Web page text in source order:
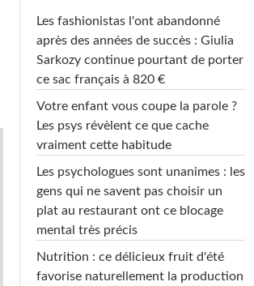
Les fashionistas l'ont abandonné
après des années de succès : Giulia
Sarkozy continue pourtant de porter
ce sac français à 820 €
Votre enfant vous coupe la parole ?
Les psys révèlent ce que cache
vraiment cette habitude
Les psychologues sont unanimes : les
gens qui ne savent pas choisir un
plat au restaurant ont ce blocage
mental très précis
Nutrition : ce délicieux fruit d'été
favorise naturellement la production